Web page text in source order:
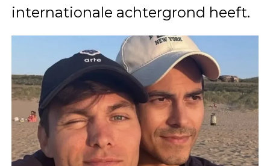
internationale achtergrond heeft.